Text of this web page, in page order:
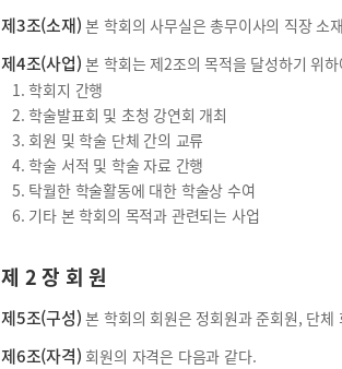
제3조(소재) 본 학회의 사무실은 총무이사의 직장 소
제4조(사업) 본 학회는 제2조의 목적을 달성하기 위
1. 학회지 간행
2. 학술발표회 및 초청 강연회 개최
3. 회원 및 학술 단체 간의 교류
4. 학술 서적 및 학술 자료 간행
5. 탁월한 학술활동에 대한 학술상 수여
6. 기타 본 학회의 목적과 관련되는 사업
제 2 장 회 원
제5조(구성) 본 학회의 회원은 정회원과 준회원, 단
제6조(자격) 회원의 자격은 다음과 같다.